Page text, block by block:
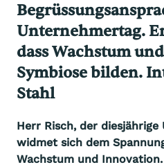
Unternehmertag.
dass Wachstum
Symbiose bilden.
Stahl
Herr Risch, der
widmet sich dem
Wachstum und